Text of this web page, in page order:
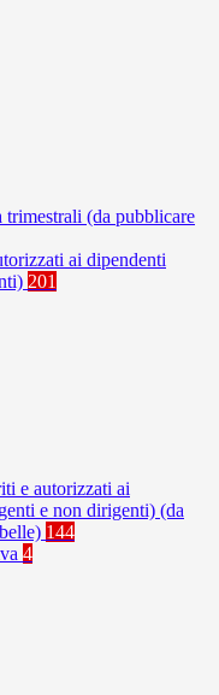
trimestrali (da pubblicare
ai dipendenti
201
e autorizzati ai
e non dirigenti) (da
144
4